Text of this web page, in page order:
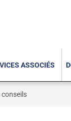
ASSOCIÉS
conseils